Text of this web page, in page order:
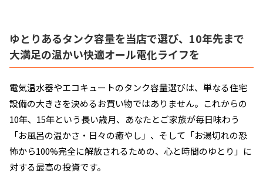
ゆとりあるタンク容量を当店で選び、10年先まで
大満足の温かい快適オール電化ライフを
電気温水器やエコキュートのタンク容量選びは、単なる住宅
設備の大きさを決めるお買い物ではありません。これからの
10年、15年という長い歳月、あなたとご家族が毎日味わう
「お風呂の温かさ・日々の癒やし」、そして「お湯切れの恐
怖から100%完全に解放されるための、心と時間のゆとり」に
対する最高の投資です。